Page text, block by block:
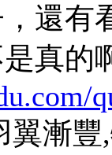
還有
真的
翼漸